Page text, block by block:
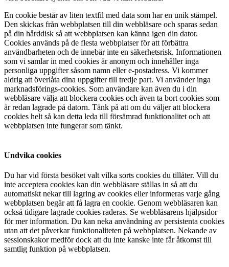
En cookie består av liten textfil med data som har en unik stämpel.
Den skickas från webbplatsen till din webbläsare och sparas sedan
på din hårddisk så att webbplatsen kan känna igen din dator.
Cookies används på de flesta webbplatser för att förbättra
användbarheten och de innebär inte en säkerhetsrisk. Informationen
som vi samlar in med cookies är anonym och innehåller inga
personliga uppgifter såsom namn eller e-postadress. Vi kommer
aldrig att överlåta dina uppgifter till tredje part. Vi använder inga
marknadsförings-cookies. Som användare kan även du i din
webbläsare välja att blockera cookies och även ta bort cookies som
är redan lagrade på datorn. Tänk på att om du väljer att blockera
cookies helt så kan detta leda till försämrad funktionalitet och att
webbplatsen inte fungerar som tänkt.
Undvika cookies
Du har vid första besöket valt vilka sorts cookies du tillåter. Vill du
inte acceptera cookies kan din webbläsare ställas in så att du
automatiskt nekar till lagring av cookies eller informeras varje gång
webbplatsen begär att få lagra en cookie. Genom webbläsaren kan
också tidigare lagrade cookies raderas. Se webbläsarens hjälpsidor
för mer information. Du kan neka användning av persistenta cookies
utan att det påverkar funktionaliteten på webbplatsen. Nekande av
sessionskakor medför dock att du inte kanske inte får åtkomst till
samtlig funktion på webbplatsen.